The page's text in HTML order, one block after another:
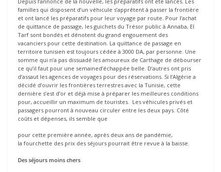
familles qui disposent d’un véhicule s’apprêtent à passer la frontière
et ont lancé les préparatifs pour leur voyage par route. Pour l’achat
de quittance de passage, les guichets du Trésor public à Annaba, El
Tarf sont bondés et dénotent du grand engouement des
vacanciers pour cette destination. La quittance de passage en
territoire tunisien est toujours cédée à 3000 DA, par personne. Une
somme qui n’a pas dissuadé les amoureux de Carthage de débourser
ce qu’il faut pour une semained’échappée belle. D’autres ont pris
d’assaut les agences de voyages pour des réservations. Si l’Algérie a
décidé d’ouvrir les frontières terrestres avec la Tunisie, cette
dernière s’est d’or et déjà mise à préparer les meilleures conditions
pour, accueillir un maximum de touristes. Les véhicules privés et
passagers pourront à nouveau circuler entre les deux pays. Côté
coûts et dépenses, ils semble que
pour cette première année, après deux ans de pandémie,
la fourchette des prix des séjours pourrait être revue à la baisse.
Des séjours moins chers